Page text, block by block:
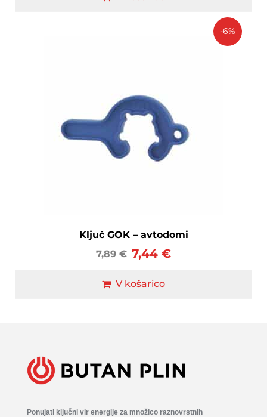
-6%
Ključ GOK – avtodomi
7,89€ 7,44€
V košarico
Ponujati ključni vir energije za množico raznovrstnih